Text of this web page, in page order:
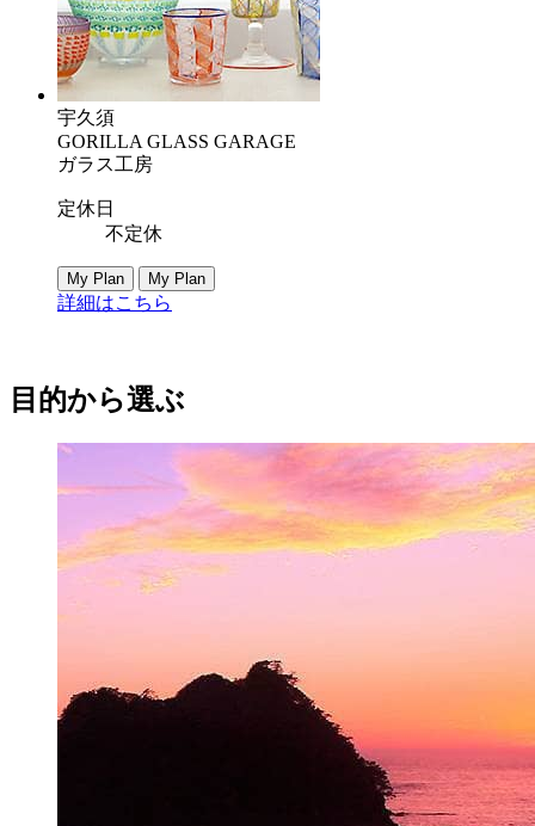
宇久須
GORILLA GLASS GARAGE
ガラス工房
定休日
不定休
My Plan My Plan
詳細はこちら
目的から選ぶ